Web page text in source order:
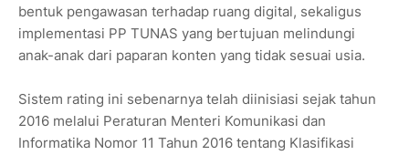
bentuk pengawasan terhadap ruang digital, sekaligus
implementasi PP TUNAS yang bertujuan melindungi
anak-anak dari paparan konten yang tidak sesuai usia.
Sistem rating ini sebenarnya telah diinisiasi sejak tahun
2016 melalui Peraturan Menteri Komunikasi dan
Informatika Nomor 11 Tahun 2016 tentang Klasifikasi